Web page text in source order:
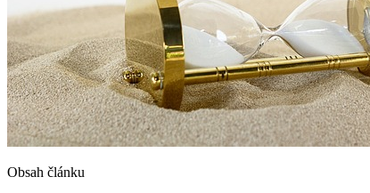
Obsah článku